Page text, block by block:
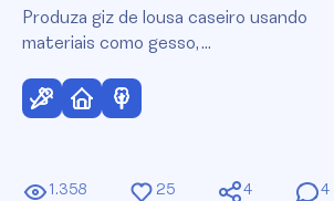
Produza giz de lousa caseiro usando
materiais como gesso, …
1.358 25 4 4